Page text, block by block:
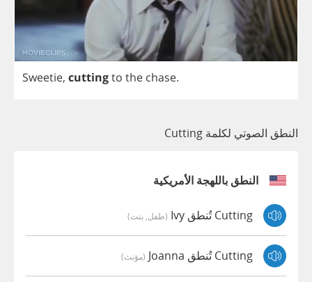
Sweetie, cuttingto the chase.
النطق الصوتي لكلمة Cutting
النطق باللهجة الأمريكية
Cutting تُنطق Ivy (طفل, بنت)
Cutting تُنطق Joanna (مؤنث)